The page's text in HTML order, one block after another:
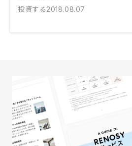
投資する2018.08.07